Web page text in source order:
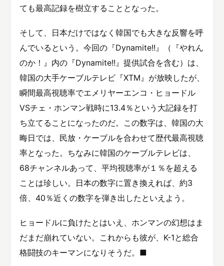
ても最高記録を樹立することとなった。
そして、日本だけではなく韓国でも大きな反響を呼
んでいるという。今回の『Dynamite!!』（『やれん
のか！』内の『Dynamite!!』提供試合を含む）は、
韓国の大手ケーブルテレビ『XTM』が放映したが、
瞬間最高視聴率でエメリヤーエンコ・ヒョードル
VSチェ・ホンマン戦時に13.4％という大記録を打
ち立てることになったのだ。この数字は、韓国の大
晦日では、民放・ケーブルを合わせて歴代最高視聴
率となった。ちなみに韓国のケーブルテレビは、
68チャンネルあって、平均視聴率が１％を超える
ことは珍しい。日本の数字に置き換えれば、約3
倍、40％近くの数字を弾き出したといえよう。
ヒョードルに負けたとはいえ、ホンマンの幻想はま
だまだ崩れていない。これからも彼が、K-1と総合
格闘技のキーマンになりそうだ。■